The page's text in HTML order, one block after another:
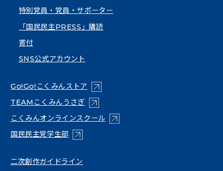
特別党員・党員・サポーター
「国民民主PRESS」購読
寄付
SNS公式アカウント
Go!Go!こくみんストア （新しいタブで開く）
TEAMこくみんうさぎ（新しいタブで開く）
こくみんオンラインスクール（新しいタブで開く）
国民民主党学生部（新しいタブで開く）
二次創作ガイドライン